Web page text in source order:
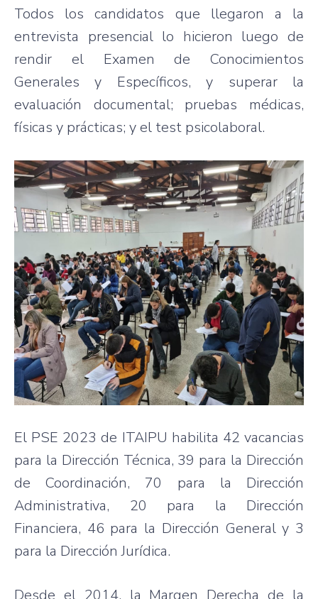
Todos los candidatos que llegaron a la
entrevista presencial lo hicieron luego de
rendir el Examen de Conocimientos
Generales y Específicos, y superar la
evaluación documental; pruebas médicas,
físicas y prácticas; y el test psicolaboral.
El PSE 2023 de ITAIPU habilita 42 vacancias
para la Dirección Técnica, 39 para la Dirección
de Coordinación, 70 para la Dirección
Administrativa, 20 para la Dirección
Financiera, 46 para la Dirección General y 3
para la Dirección Jurídica.
Desde el 2014, la Margen Derecha de la